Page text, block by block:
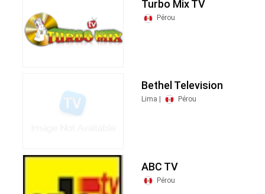
Turbo Mix TV
Pérou
Bethel Television
Lima | Pérou
ABC TV
Pérou